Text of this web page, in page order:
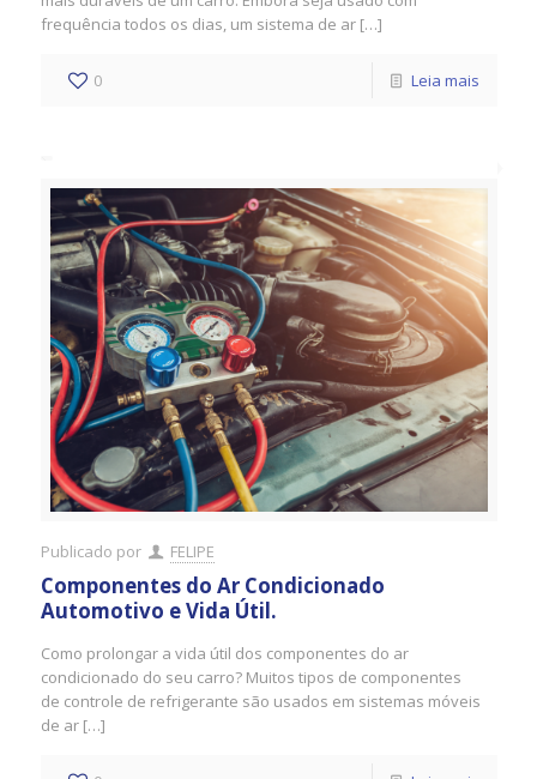
frequência todos os dias, um sistema de ar […]
0 Leia mais
Publicado por FELIPE
Componentes do Ar Condicionado
Automotivo e Vida Útil.
Como prolongar a vida útil dos componentes do ar
condicionado do seu carro? Muitos tipos de componentes
de controle de refrigerante são usados ​​em sistemas móveis
de ar […]